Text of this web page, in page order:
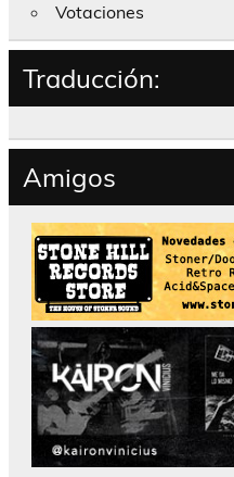
Votaciones
Traducción:
Amigos